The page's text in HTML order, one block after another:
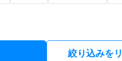
絞り込みを